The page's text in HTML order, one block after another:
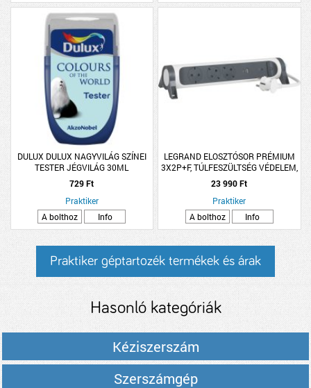
DULUX DULUX NAGYVILÁG SZÍNEI
TESTER JÉGVILÁG 30ML
729 Ft
Praktiker
A bolthoz
Info
LEGRAND ELOSZTÓSOR PRÉMIUM
3X2P+F, TÚLFESZÜLTSÉG VÉDELEM,
USB-A + USB-C, 1,5 MÉTER VEZETÉK,
FEHÉR
23 990 Ft
Praktiker
A bolthoz
Info
Praktiker géptartozék termékek és árak
Hasonló kategóriák
Kéziszerszám
Szerszámgép